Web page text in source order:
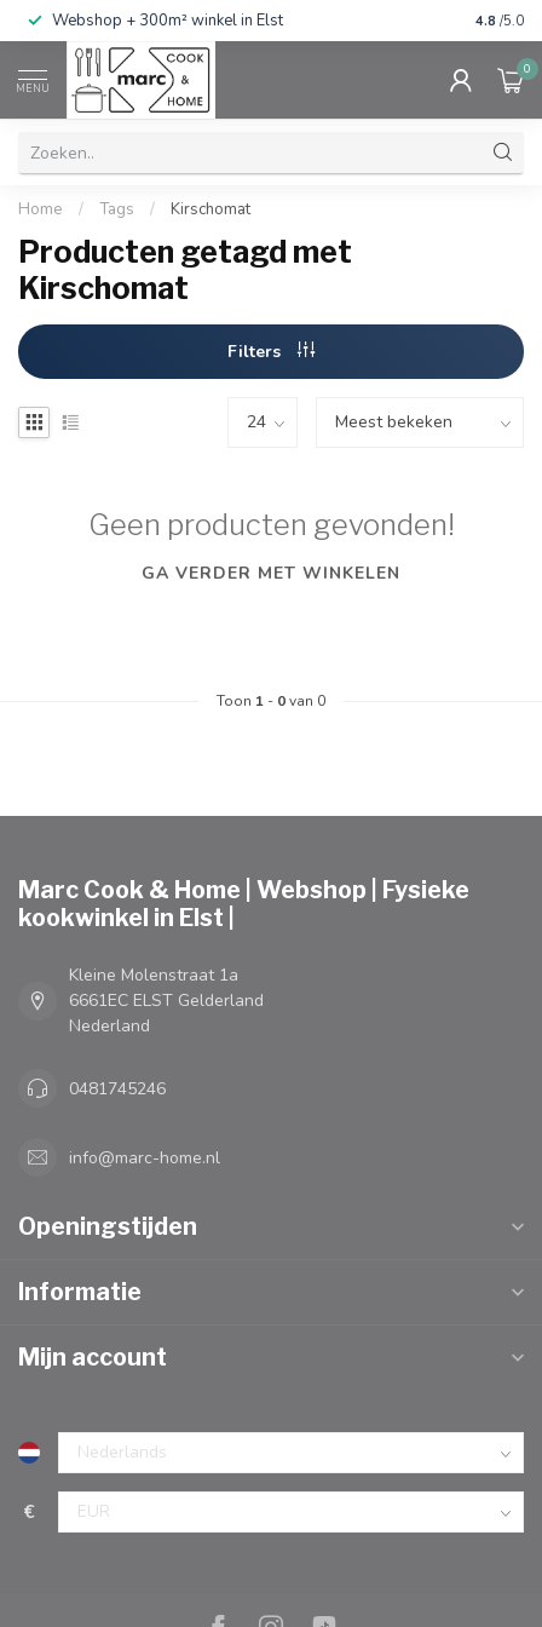
Webshop + 300m² winkel in Elst Gratis
4.8 /5.0
MENU
0
Home / Tags / Kirschomat
Producten getagd met
Kirschomat
Filters
Geen producten gevonden!
GA VERDER MET WINKELEN
Toon 1 - 0van 0
Marc Cook & Home | Webshop | Fysieke
kookwinkel in Elst |
Kleine Molenstraat 1a
6661EC ELST Gelderland
Nederland
0481745246
info@marc-home.nl
Openingstijden
Informatie
Mijn account
€